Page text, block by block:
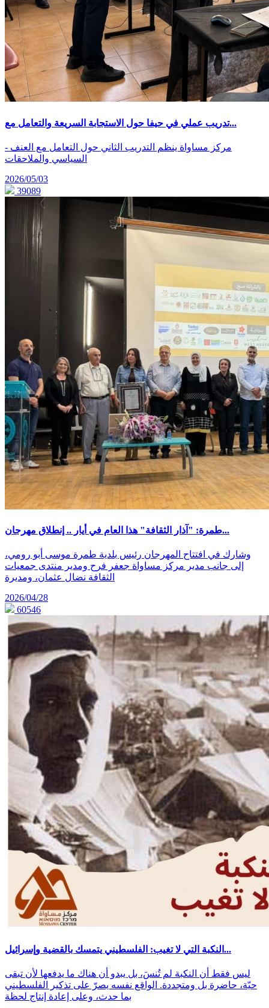
تدريب عملي في حيفا حول الاستجابة السريعة والتعامل مع...
- مركز مساواة ينظم التدريب الثاني حول التعامل مع العنف
السياسي والملاحقات
2026/05/03
39089
طمرة: "آذار الثقافة" هذا العام في أيار .. إنطلاق مهرجان...
وشارك في افتتاح المهرجان رئيس بلدية طمرة موسى أبو رومي،
إلى جانب مدير مركز مساواة جعفر فرح ومدير منتدى جمعيات
الثقافة نضال عثمان، ومديرة
2026/04/28
60546
النكبة التي لا تغيب: الفلسطيني يتمسك بالقضية وإسرائيل...
ليس فقط أن النكبة لم تُنسَ، بل يبدو أن هناك ما يدفعها لأن تبقى
حيّة، حاضرة بل ومتجددة. الواقع نفسه يصرّ على تذكير الفلسطيني
بما حدث، وعلى إعادة إنتاج لحظة